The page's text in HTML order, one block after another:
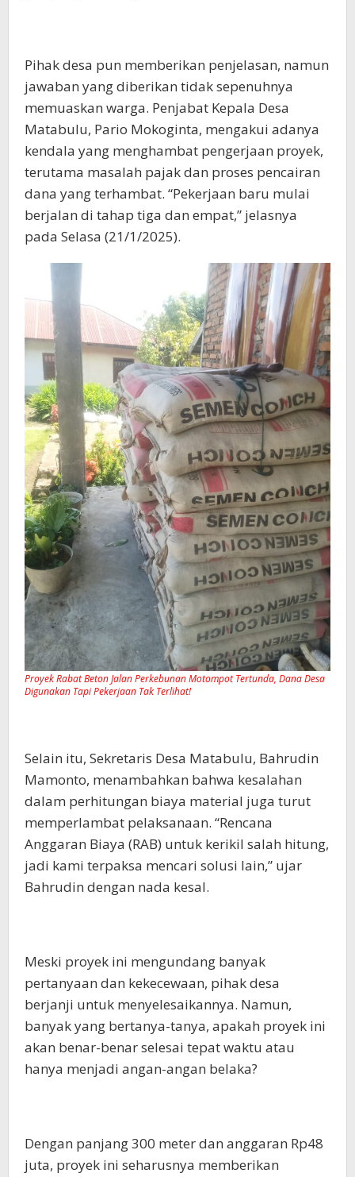
Pihak desa pun memberikan penjelasan, namun
jawaban yang diberikan tidak sepenuhnya
memuaskan warga. Penjabat Kepala Desa
Matabulu, Pario Mokoginta, mengakui adanya
kendala yang menghambat pengerjaan proyek,
terutama masalah pajak dan proses pencairan
dana yang terhambat. “Pekerjaan baru mulai
berjalan di tahap tiga dan empat,” jelasnya
pada Selasa (21/1/2025).
Proyek Rabat Beton Jalan Perkebunan Motompot Tertunda, Dana Desa
Digunakan Tapi Pekerjaan Tak Terlihat!
Selain itu, Sekretaris Desa Matabulu, Bahrudin
Mamonto, menambahkan bahwa kesalahan
dalam perhitungan biaya material juga turut
memperlambat pelaksanaan. “Rencana
Anggaran Biaya (RAB) untuk kerikil salah hitung,
jadi kami terpaksa mencari solusi lain,” ujar
Bahrudin dengan nada kesal.
Meski proyek ini mengundang banyak
pertanyaan dan kekecewaan, pihak desa
berjanji untuk menyelesaikannya. Namun,
banyak yang bertanya-tanya, apakah proyek ini
akan benar-benar selesai tepat waktu atau
hanya menjadi angan-angan belaka?
Dengan panjang 300 meter dan anggaran Rp48
juta, proyek ini seharusnya memberikan